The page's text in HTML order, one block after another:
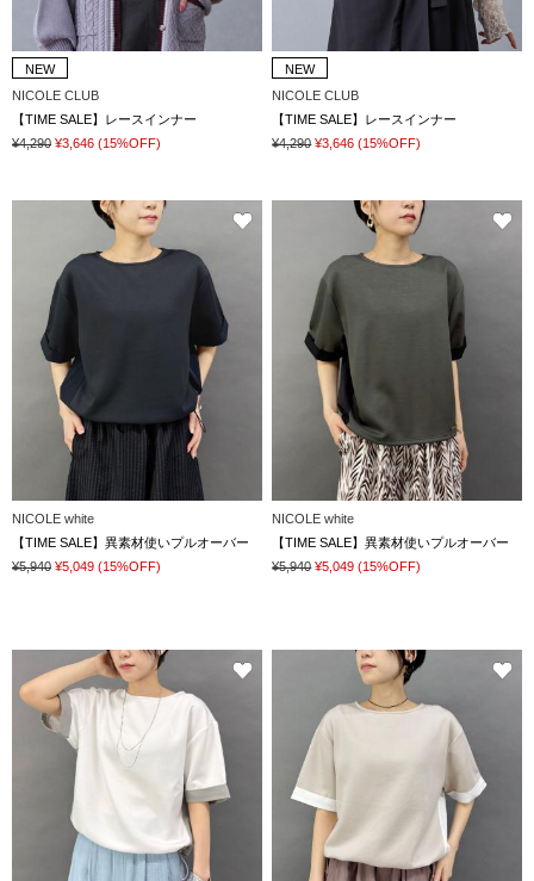
NEW
NICOLE CLUB
【TIME SALE】レースインナー
¥4,290 ¥3,646 (15%OFF)
NEW
NICOLE CLUB
【TIME SALE】レースインナー
¥4,290 ¥3,646 (15%OFF)
NICOLE white
【TIME SALE】異素材使いプルオーバー
¥5,940 ¥5,049 (15%OFF)
NICOLE white
【TIME SALE】異素材使いプルオーバー
¥5,940 ¥5,049 (15%OFF)